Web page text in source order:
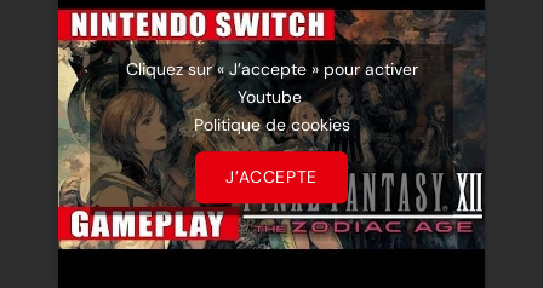
Cliquez sur « J’accepte » pour activer
Youtube
Politique de cookies
J’ACCEPTE